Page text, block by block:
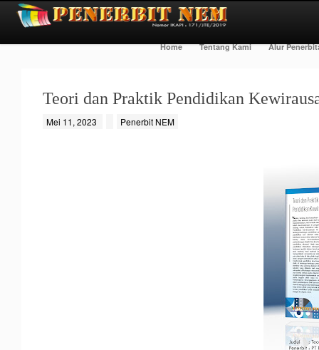
Home Tentang Kami Alur
Teori dan Praktik Pendidikan
Mei 11, 2023 Penerbit NEM